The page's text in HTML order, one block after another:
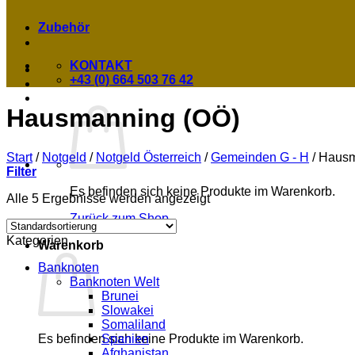
Es befinden sich keine Produkte im Warenkorb.
Zurück zum Shop
Warenkorb
Es befinden sich keine Produkte im Warenkorb.
Zubehör
KONTAKT
+43 (0) 664 503 76 42
Hausmanning (OÖ)
Start / Notgeld / Notgeld Österreich / Gemeinden G - H /
Filter
Alle 5 Ergebnisse werden angezeigt
Kategorien
Banknoten
Banknoten Welt
Brunei
Slowakei
Somaliland
Spanien